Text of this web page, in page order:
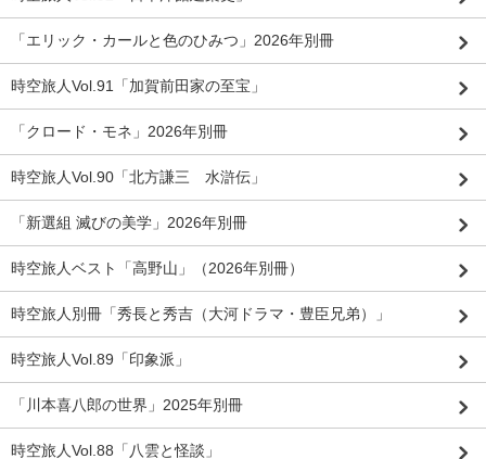
「エリック・カールと色のひみつ」2026年別冊
時空旅人Vol.91「加賀前田家の至宝」
「クロード・モネ」2026年別冊
時空旅人Vol.90「北方謙三 水滸伝」
「新選組 滅びの美学」2026年別冊
時空旅人ベスト「高野山」（2026年別冊）
時空旅人別冊「秀長と秀吉（大河ドラマ・豊臣兄弟）」
時空旅人Vol.89「印象派」
「川本喜八郎の世界」2025年別冊
時空旅人Vol.88「八雲と怪談」